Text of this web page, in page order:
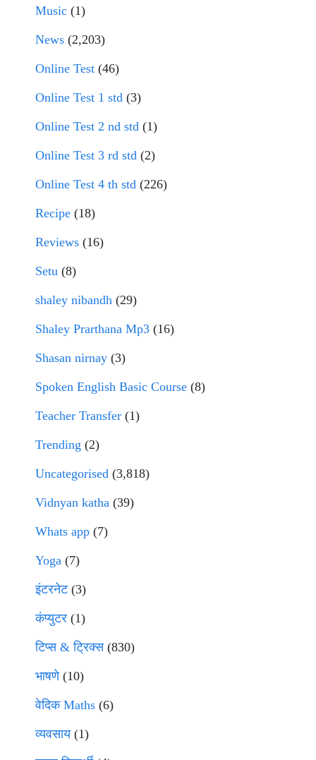
Music (1)
News (2,203)
Online Test (46)
Online Test 1 std (3)
Online Test 2 nd std (1)
Online Test 3 rd std (2)
Online Test 4 th std (226)
Recipe (18)
Reviews (16)
Setu (8)
shaley nibandh (29)
Shaley Prarthana Mp3 (16)
Shasan nirnay (3)
Spoken English Basic Course (8)
Teacher Transfer (1)
Trending (2)
Uncategorised (3,818)
Vidnyan katha (39)
Whats app (7)
Yoga (7)
इंटरनेट(3)
कंप्युटर (1)
टिप्स & ट्रिक्स(830)
भाषणे(10)
वेदिक Maths (6)
व्यवसाय(1)